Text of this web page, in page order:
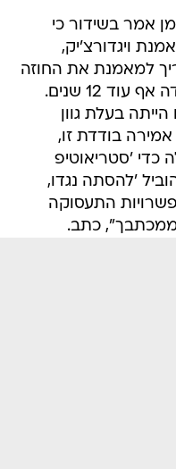
אמר בשידור כי
ויגדורצ'יק,
למאמנת את החוזה
וכי היא ראויה להמשיך בתפקידה אף עוד 12 שנים.
בעלת גוון
אמירה בודדת זו,
כדי 'סטריאוטיפ
'להסתה נגדו,
התעסוקה
ממכתבך", כתב.